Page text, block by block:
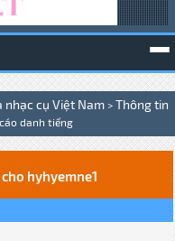
nhạc cụ Việt Nam > Thông tin
danh tiếng
hyhyemne1